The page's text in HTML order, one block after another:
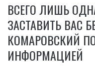
ВСЕГО ЛИШЬ
ЗАСТАВИТЬ ВАС
КОМАРОВСКИЙ
ИНФОРМАЦИЕЙ